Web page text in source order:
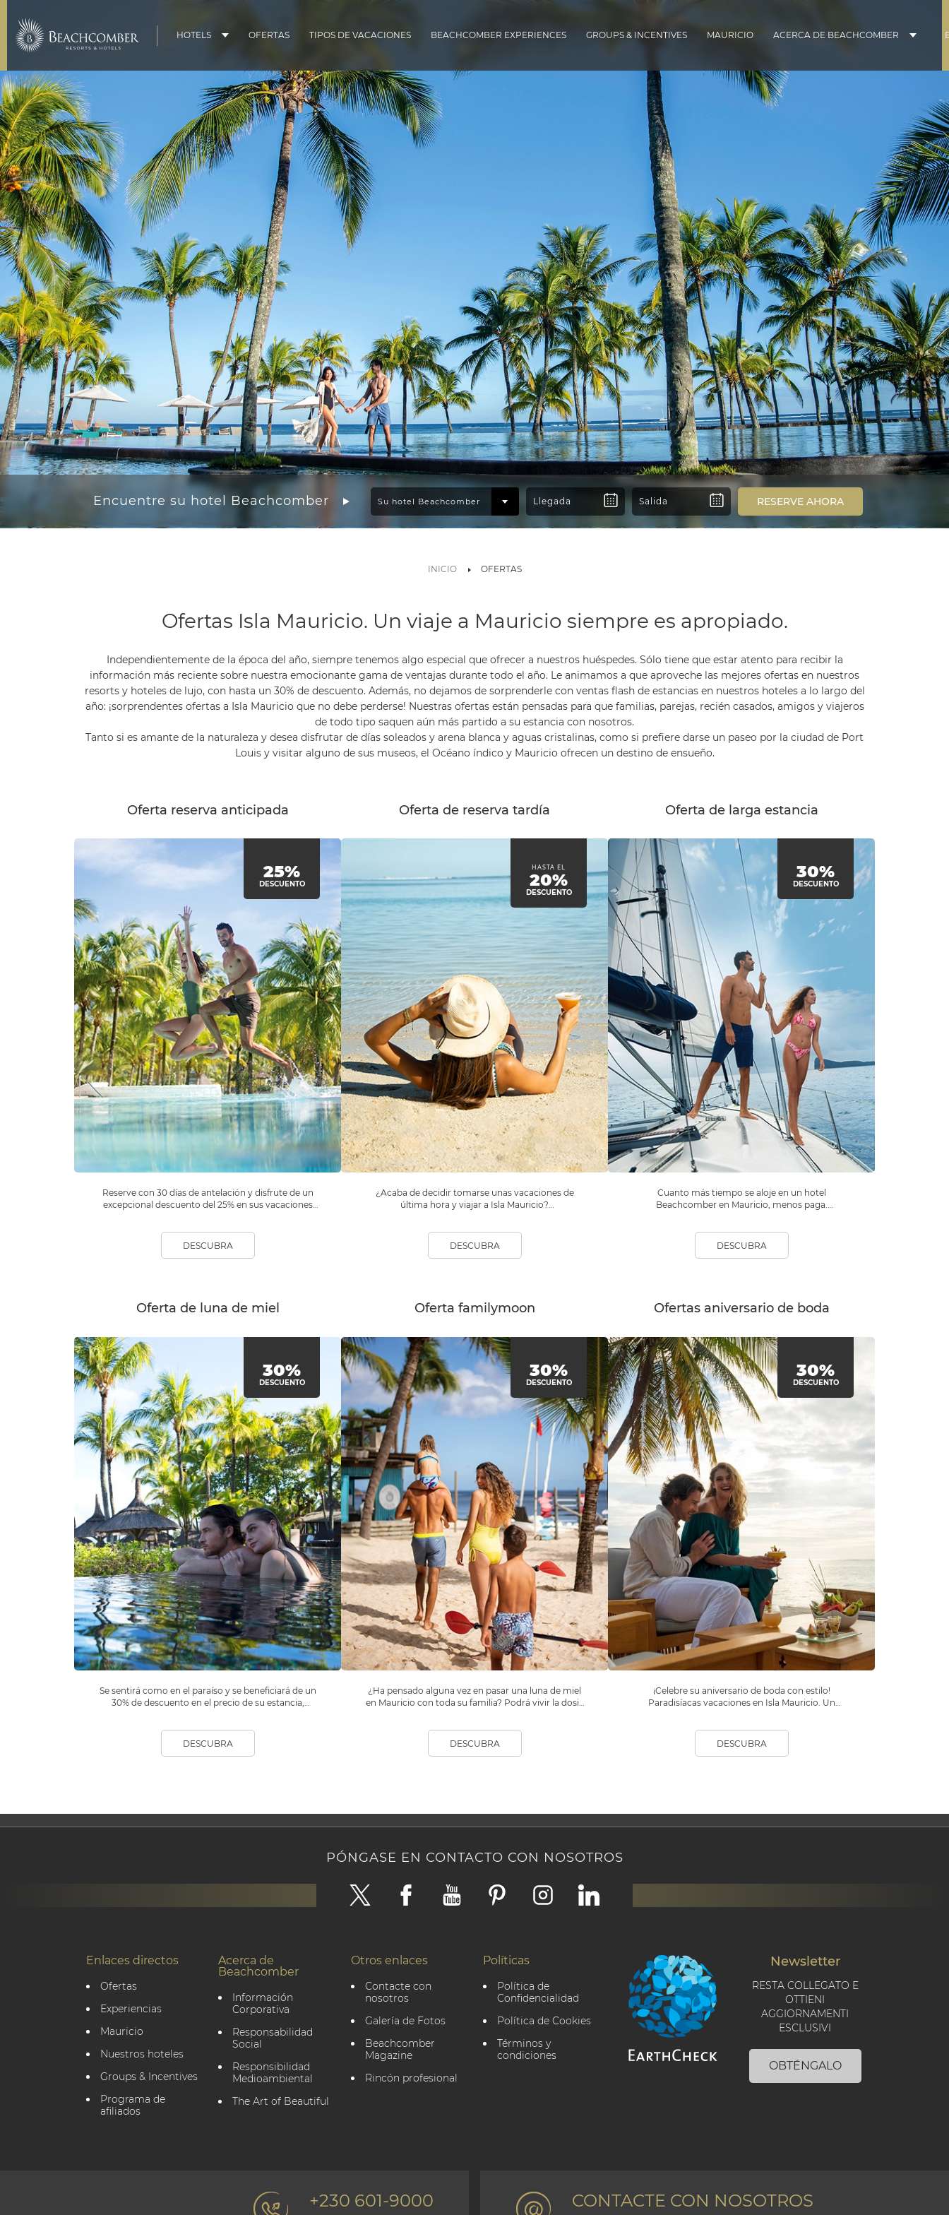
HOTELS OFERTAS TIPOS DE VACACIONES BEACHCOMBER EXPERIENCES GROUPS & INCENTIVES MAURICIO ACERCA DE BEACHCOMBER
Encuentre su hotel Beachcomber RESERVE AHORA
INICIO OFERTAS
Ofertas Isla Mauricio. Un viaje a Mauricio siempre es apropiado.
Independientemente de la época del año, siempre tenemos algo especial que ofrecer a nuestros huéspedes. Sólo tiene que estar atento para recibir la
información más reciente sobre nuestra emocionante gama de ventajas durante todo el año. Le animamos a que aproveche las mejores ofertas en nuestros
resorts y hoteles de lujo, con hasta un 30% de descuento. Además, no dejamos de sorprenderle con ventas flash de estancias en nuestros hoteles a lo largo del
año: ¡sorprendentes ofertas a Isla Mauricio que no debe perderse! Nuestras ofertas están pensadas para que familias, parejas, recién casados, amigos y viajeros
de todo tipo saquen aún más partido a su estancia con nosotros.
Tanto si es amante de la naturaleza y desea disfrutar de días soleados y arena blanca y aguas cristalinas, como si prefiere darse un paseo por la ciudad de Port
Louis y visitar alguno de sus museos, el Océano índico y Mauricio ofrecen un destino de ensueño.
Oferta reserva anticipada
25%
DESCUENTO
Reserve con 30 días de antelación y disfrute de un
excepcional descuento del 25% en sus vacaciones
para su próximo viaje.
DESCUBRA
Oferta de reserva tardía
HASTA EL
20%
DESCUENTO
¿Acaba de decidir tomarse unas vacaciones de
última hora y viajar a Isla Mauricio?
DESCUBRA
Oferta de larga estancia
30%
DESCUENTO
Cuanto más tiempo se aloje en un hotel
Beachcomber en Mauricio, menos paga.
DESCUBRA
Oferta de luna de miel
30%
DESCUENTO
Se sentirá como en el paraíso y se beneficiará de un
30% de descuento en el precio de su estancia,
DESCUBRA
Oferta familymoon
30%
DESCUENTO
¿Ha pensado alguna vez en pasar una luna de miel
en Mauricio con toda su familia? Podrá vivir la dosis
excursiones pensadas para todos.
DESCUBRA
Ofertas aniversario de boda
30%
DESCUENTO
¡Celebre su aniversario de boda con estilo!
Paradisíacas vacaciones en Isla Mauricio. Un
DESCUBRA
PÓNGASE EN CONTACTO CON NOSOTROS
Enlaces directos
Ofertas
Experiencias
Mauricio
Nuestros hoteles
Groups & Incentives
Programa de
afiliados
Acerca de
Beachcomber
Información
Corporativa
Responsabilidad
Social
Responsibilidad
Medioambiental
The Art of Beautiful
Otros enlaces
Contacte con
nosotros
Galería de Fotos
Beachcomber
Magazine
Rincón profesional
Políticas
Política de
Confidencialidad
Política de Cookies
Términos y
condiciones
Newsletter
RESTA COLLEGATO E
OTTIENI
AGGIORNAMENTI
ESCLUSIVI
OBTÉNGALO
+230 601-9000 CONTACTE CON NOSOTROS